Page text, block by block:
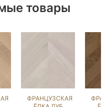
товары
ФРАНЦУЗСКАЯ